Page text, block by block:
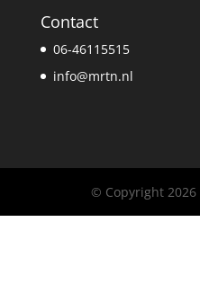
Contact
06-46115515
info@mrtn.nl
© Copyright 2026